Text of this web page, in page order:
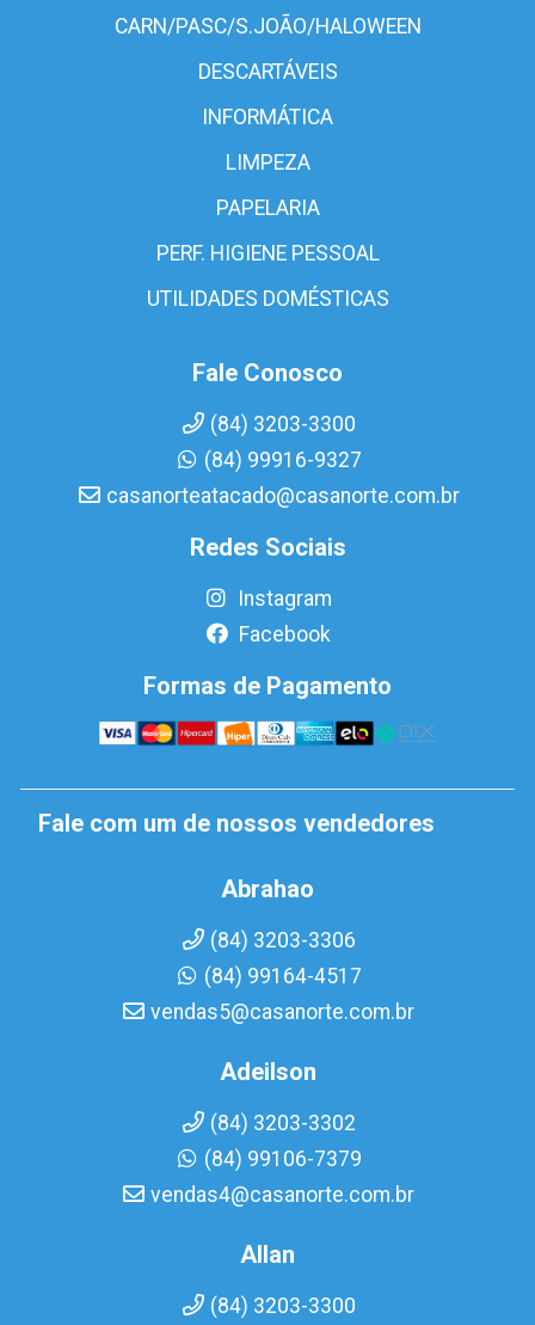
CARN/PASC/S.JOÃO/HALOWEEN
DESCARTÁVEIS
INFORMÁTICA
LIMPEZA
PAPELARIA
PERF. HIGIENE PESSOAL
UTILIDADES DOMÉSTICAS
Fale Conosco
(84) 3203-3300
(84) 99916-9327
casanorteatacado@casanorte.com.br
Redes Sociais
Instagram
Facebook
Formas de Pagamento
Fale com um de nossos vendedores
Abrahao
(84) 3203-3306
(84) 99164-4517
vendas5@casanorte.com.br
Adeilson
(84) 3203-3302
(84) 99106-7379
vendas4@casanorte.com.br
Allan
(84) 3203-3300